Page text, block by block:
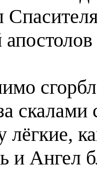
скалами
лёгкие,
и Ангел